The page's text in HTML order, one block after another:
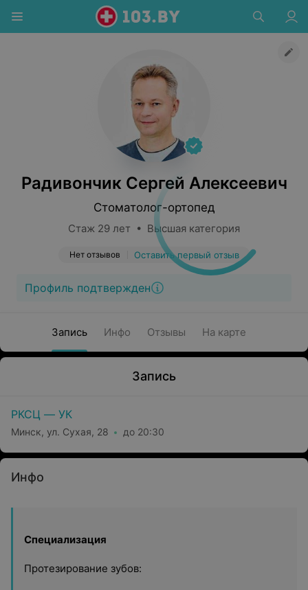
Радивончик Сергей Алексеевич
Стоматолог-ортопед
Стаж 29 лет • Высшая категория
Нет отзывов Оставить первый отзыв
Профиль подтвержден
Запись Инфо Отзывы На карте
Запись
РКСЦ — УК
Минск, ул. Сухая, 28 до 20:30
Инфо
Специализация
Протезирование зубов: